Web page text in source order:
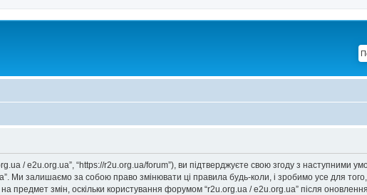
/ e2u.org.ua”, “https://r2u.org.ua/forum”), ви підтверджуєте свою згоду з наступними
Ми залишаємо за собою право змінювати ці правила будь-коли, і зробимо усе для
предмет змін, оскільки користування форумом “r2u.org.ua / e2u.org.ua” після